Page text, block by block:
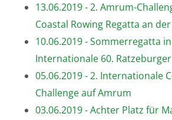
13.06.2019 - 2. Amrum-
Coastal Rowing Regatta an
10.06.2019 - Sommerregatta
Internationale 60.
05.06.2019 - 2. Internationale
Challenge auf Amrum
03.06.2019 - Achter Platz für